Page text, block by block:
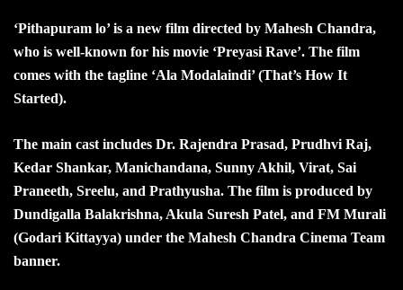
‘Pithapuram lo’ is a new film directed by Mahesh Chandra,
who is well-known for his movie ‘Preyasi Rave’. The film
comes with the tagline ‘Ala Modalaindi’ (That’s How It
Started).
The main cast includes Dr. Rajendra Prasad, Prudhvi Raj,
Kedar Shankar, Manichandana, Sunny Akhil, Virat, Sai
Praneeth, Sreelu, and Prathyusha. The film is produced by
Dundigalla Balakrishna, Akula Suresh Patel, and FM Murali
(Godari Kittayya) under the Mahesh Chandra Cinema Team
banner.